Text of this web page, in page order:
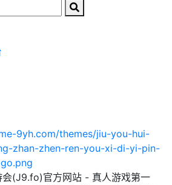
(J9.fo)官方网站 - 真人游戏第一